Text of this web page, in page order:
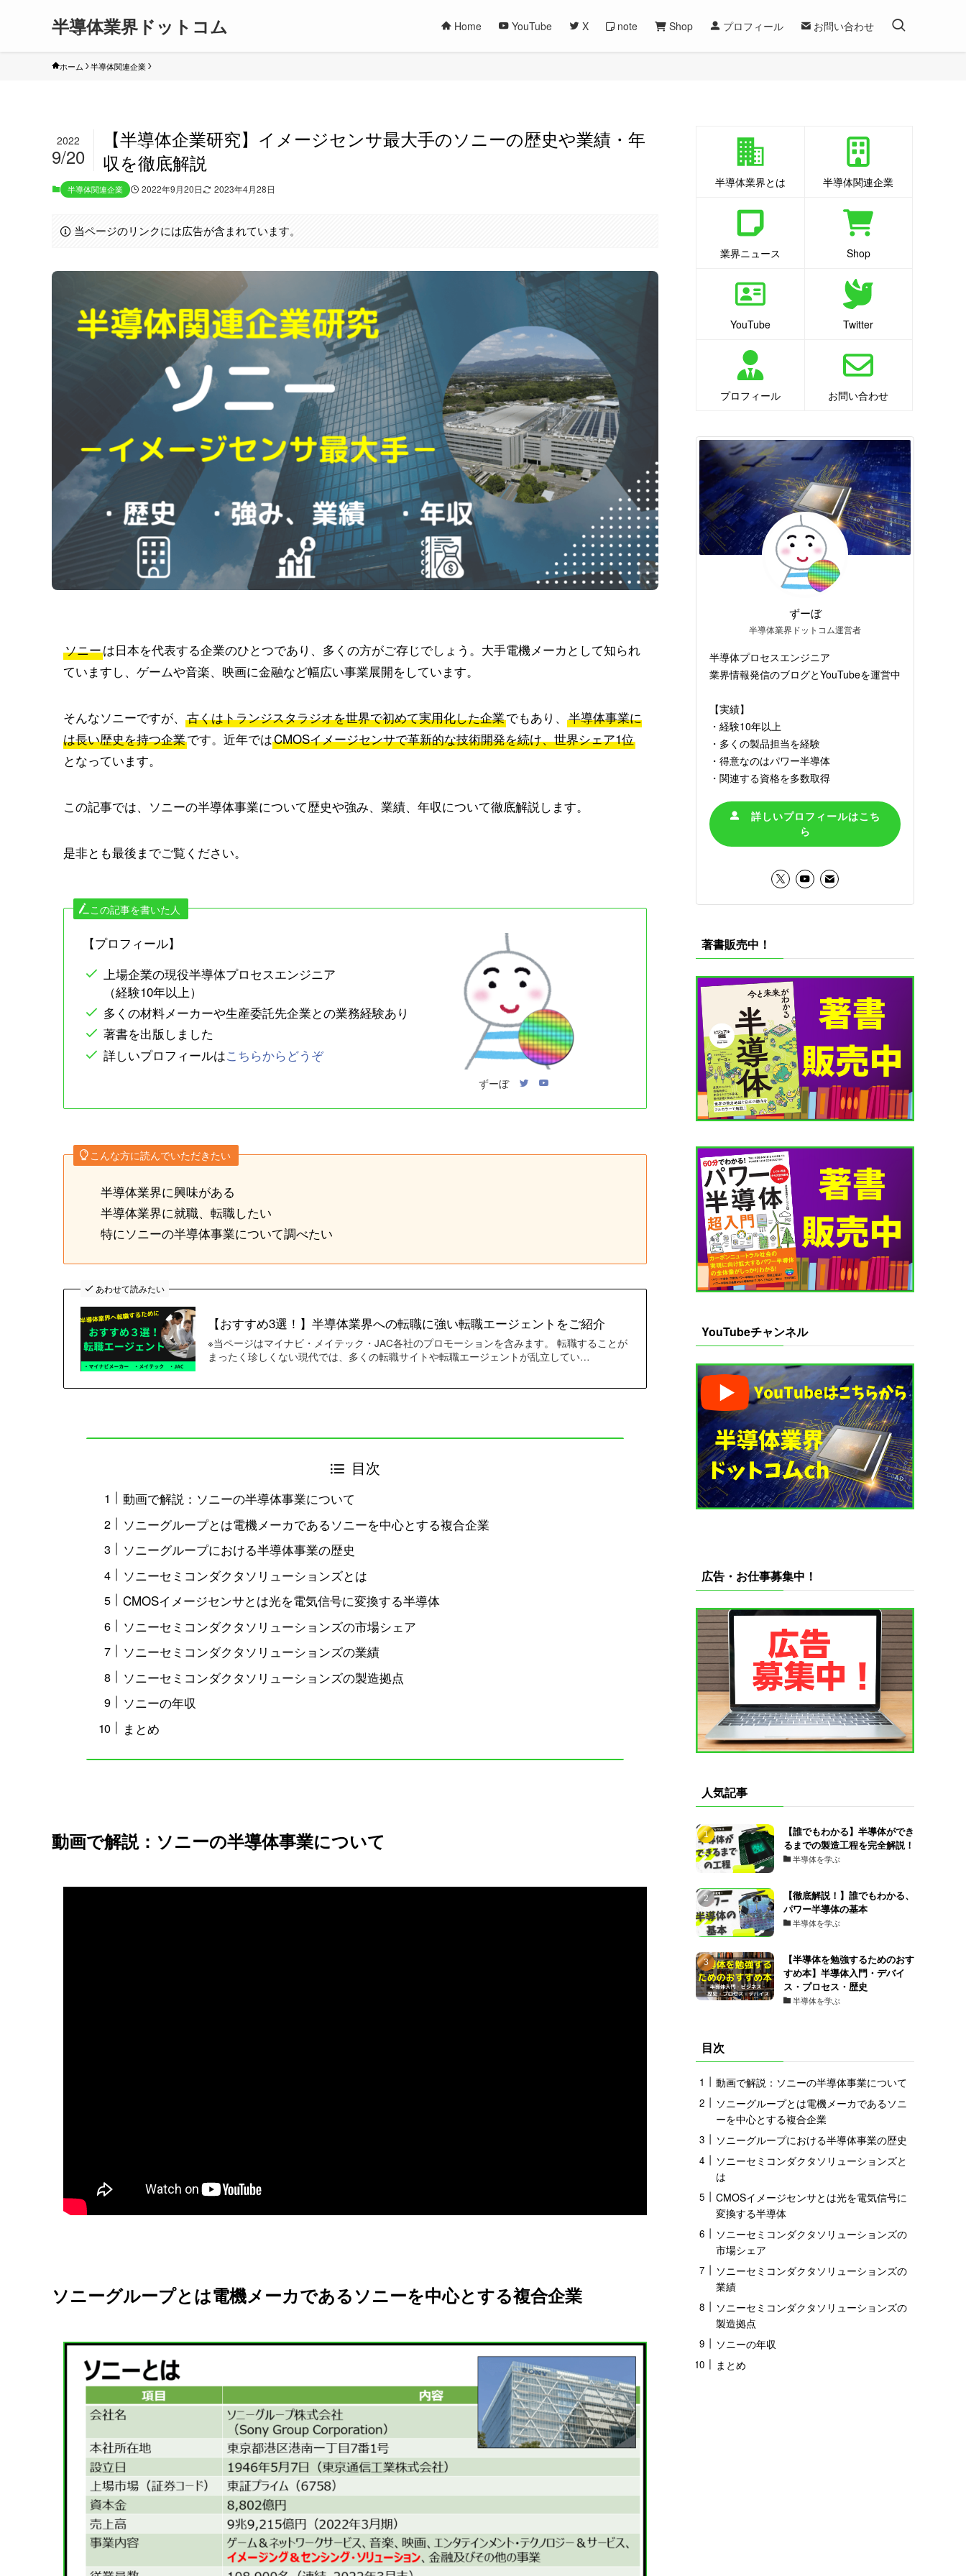
半導体業界ドットコム Home YouTube X note Shop プロフィール お問い合わせ
ホーム 半導体関連企業
【半導体企業研究】イメージセンサ最大手のソニーの歴史や業績・年
収を徹底解説
2022
9/20
半導体関連企業 2022年9月20日 2023年4月28日
当ページのリンクには広告が含まれています。
ソニーは日本を代表する企業のひとつであり、多くの方がご存じでしょう。大手電機メーカとして知られ
ていますし、ゲームや音楽、映画に金融など幅広い事業展開をしています。
そんなソニーですが、 古くはトランジスタラジオを世界で初めて実用化した企業でもあり、 半導体事業に
は長い歴史を持つ企業です。近年ではCMOSイメージセンサで革新的な技術開発を続け、世界シェア1位
となっています。
この記事では、ソニーの半導体事業について歴史や強み、業績、年収について徹底解説します。
是非とも最後までご覧ください。
この記事を書いた人
【プロフィール】
上場企業の現役半導体プロセスエンジニア
（経験10年以上）
多くの材料メーカーや生産委託先企業との業務経験あり
著書を出版しました
詳しいプロフィールはこちらからどうぞ
ずーぼ
こんな方に読んでいただきたい
半導体業界に興味がある
半導体業界に就職、転職したい
特にソニーの半導体事業について調べたい
あわせて読みたい
【おすすめ3選！】半導体業界への転職に強い転職エージェントをご紹介
※当ページはマイナビ・メイテック・JAC各社のプロモーションを含みます。 転職することが
まったく珍しくない現代では、多くの転職サイトや転職エージェントが乱立してい…
目次
動画で解説：ソニーの半導体事業について
ソニーグループとは電機メーカであるソニーを中心とする複合企業
ソニーグループにおける半導体事業の歴史
ソニーセミコンダクタソリューションズとは
CMOSイメージセンサとは光を電気信号に変換する半導体
ソニーセミコンダクタソリューションズの市場シェア
ソニーセミコンダクタソリューションズの業績
ソニーセミコンダクタソリューションズの製造拠点
ソニーの年収
まとめ
動画で解説：ソニーの半導体事業について
ソニーグループとは電機メーカであるソニーを中心とする複合企業
半導体業界とは 半導体関連企業
業界ニュース Shop
YouTube Twitter
プロフィール お問い合わせ
ずーぼ
半導体業界ドットコム運営者
半導体プロセスエンジニア
業界情報発信のブログとYouTubeを運営中
【実績】
・経験10年以上
・多くの製品担当を経験
・得意なのはパワー半導体
・関連する資格を多数取得
詳しいプロフィールはこち
ら
著書販売中！
YouTubeチャンネル
広告・お仕事募集中！
人気記事
【誰でもわかる】半導体ができ
るまでの製造工程を完全解説！
半導体を学ぶ
【徹底解説！】誰でもわかる、
パワー半導体の基本
半導体を学ぶ
【半導体を勉強するためのおす
すめ本】半導体入門・デバイ
ス・プロセス・歴史
半導体を学ぶ
目次
動画で解説：ソニーの半導体事業について
ソニーグループとは電機メーカであるソニ
ーを中心とする複合企業
ソニーグループにおける半導体事業の歴史
ソニーセミコンダクタソリューションズと
は
CMOSイメージセンサとは光を電気信号に
変換する半導体
ソニーセミコンダクタソリューションズの
市場シェア
ソニーセミコンダクタソリューションズの
業績
ソニーセミコンダクタソリューションズの
製造拠点
ソニーの年収
まとめ